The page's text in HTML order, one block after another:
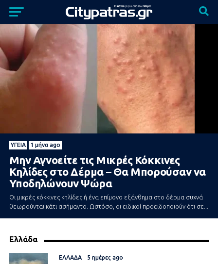
ΥΓΕΊΑ 1 μήνα ago
Μην Αγνοείτε τις Μικρές Κόκκινες
Κηλίδες στο Δέρμα – Θα Μπορούσαν να
Υποδηλώνουν Ψώρα
Οι μικρές κόκκινες κηλίδες ή ένα επίμονο εξάνθημα στο δέρμα συχνά
θεωρούνται κάτι ασήμαντο. Ωστόσο, οι ειδικοί προειδοποιούν ότι σε...
Ελλάδα
ΕΛΛΆΔΑ 5 ημέρες ago